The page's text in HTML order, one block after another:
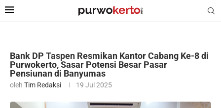
Bank DP Taspen Resmikan Kantor Cabang Ke-8 di
Purwokerto, Sasar Potensi Besar Pasar
Pensiunan di Banyumas
oleh Tim Redaksi 19 Jul 2025